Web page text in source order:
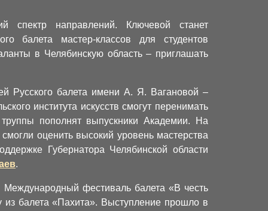
спектр направлений. Ключевой станет
балета мастер-классов для студентов
в Челябинскую область – приглашать
Русского балета имени А. Я. Вагановой –
института искусств смогут перенимать
пополнят выпускники Академии. На
оценить высокий уровень мастерства
Губернатора Челябинской области
.
фестиваль балета «В честь
балета «Пахита». Выступление прошло в